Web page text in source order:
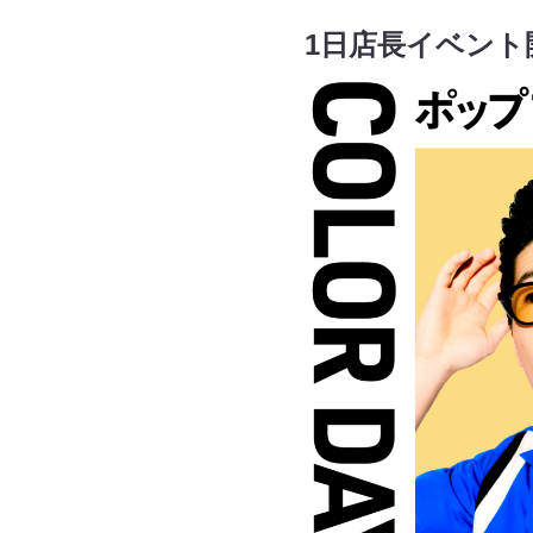
1日店長イベント